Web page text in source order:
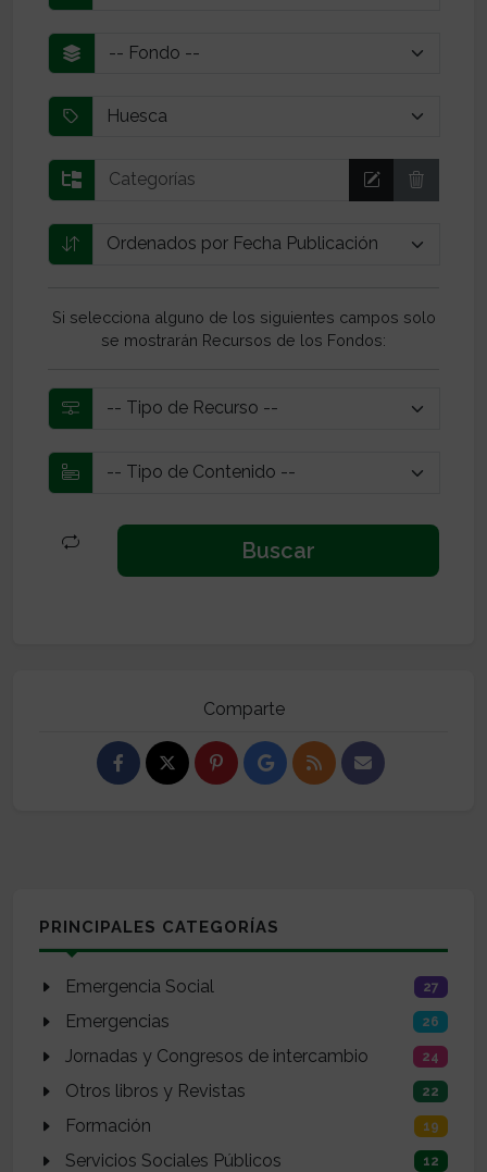
Si selecciona alguno de los siguientes campos solo
se mostrarán Recursos de los Fondos:
Comparte
PRINCIPALES CATEGORÍAS
Emergencia Social 27
Emergencias 26
Jornadas y Congresos de intercambio 24
Otros libros y Revistas 22
Formación 19
Servicios Sociales Públicos 12